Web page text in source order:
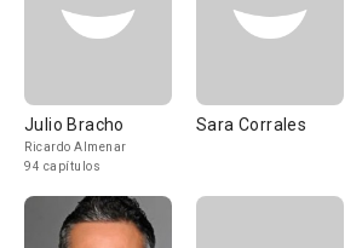
Julio Bracho
Ricardo Almenar
94 capítulos
Sara Corrales